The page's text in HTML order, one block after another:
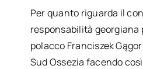
Per quanto riguarda il
responsabilità georgiana
polacco Franciszek
Sud Ossezia facendo